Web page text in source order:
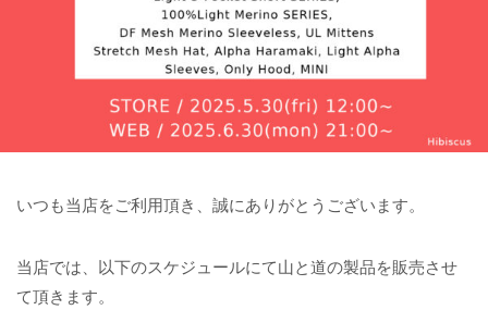
いつも当店をご利用頂き、誠にありがとうございます。
当店では、以下のスケジュールにて山と道の製品を販売させ
て頂きます。